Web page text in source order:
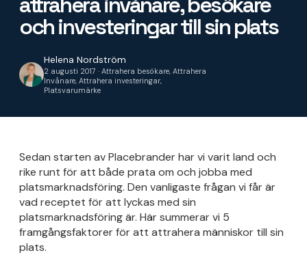
och investeringar till sin plats
Helena Nordström
2 augusti 2017 · Attrahera besökare, Attrahera
Invånare, Attrahera investeringar,
Platsvarumärke
Sedan starten av Placebrander har vi varit land och
rike runt för att både prata om och jobba med
platsmarknadsföring. Den vanligaste frågan vi får är
vad receptet för att lyckas med sin
platsmarknadsföring är. Här summerar vi 5
framgångsfaktorer för att attrahera människor till sin
plats.